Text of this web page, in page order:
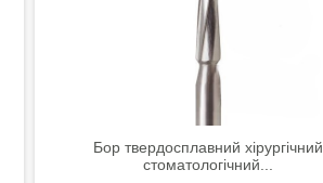
Бор твердосплавний хірургічний
стоматологічний...